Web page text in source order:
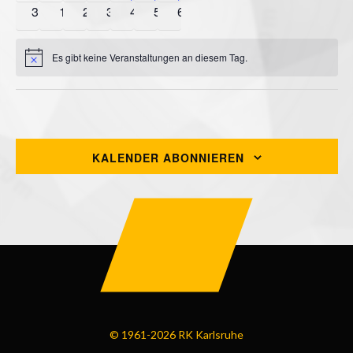
31 1 2 3 4 5 6
HinweisEs gibt keine Veranstaltungen an diesem Tag.
KALENDER ABONNIEREN
© 1961-2026 RK Karlsruhe